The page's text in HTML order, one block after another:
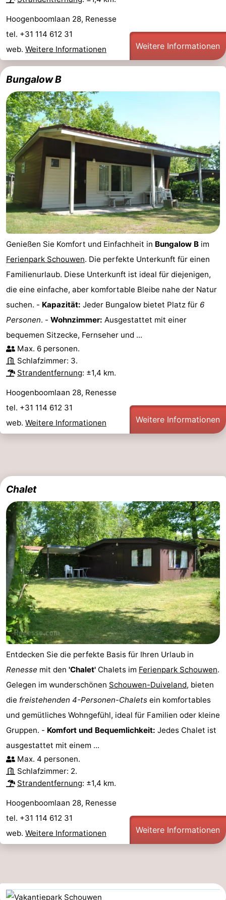
Hoogenboomlaan 28, Renesse
tel. +31 114 612 31
web. Weitere Informationen Weitere Informationen
Bungalow B
Genießen Sie Komfort und Einfachheit in Bungalow B im
Ferienpark Schouwen. Die perfekte Unterkunft für einen
Familienurlaub. Diese Unterkunft ist ideal für diejenigen,
die eine einfache, aber komfortable Bleibe nahe der Natur
suchen. - Kapazität: Jeder Bungalow bietet Platz für 6
Personen. - Wohnzimmer: Ausgestattet mit einer
bequemen Sitzecke, Fernseher und ...
Max. 6 personen.
Schlafzimmer: 3.
Strandentfernung: ±1,4 km.
Hoogenboomlaan 28, Renesse
tel. +31 114 612 31
web. Weitere Informationen Weitere Informationen
Chalet
Entdecken Sie die perfekte Basis für Ihren Urlaub in
Renesse mit den 'Chalet' Chalets im Ferienpark Schouwen.
Gelegen im wunderschönen Schouwen-Duiveland, bieten
die freistehenden 4-Personen-Chalets ein komfortables
und gemütliches Wohngefühl, ideal für Familien oder kleine
Gruppen. - Komfort und Bequemlichkeit: Jedes Chalet ist
ausgestattet mit einem ...
Max. 4 personen.
Schlafzimmer: 2.
Strandentfernung: ±1,4 km.
Hoogenboomlaan 28, Renesse
tel. +31 114 612 31
web. Weitere Informationen Weitere Informationen